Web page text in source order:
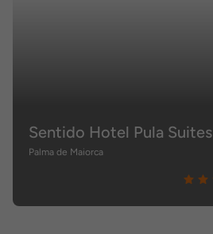
Sentido Hotel Pula
Palma de Maiorca